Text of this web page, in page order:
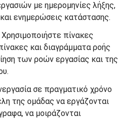
με ημερομηνίες λήξης,
ενημερώσεις κατάστασης.
πίνακες
και διαγράμματα ροής
των ροών εργασίας και της
σε πραγματικό χρόνο
της ομάδας να εργάζονται
να μοιράζονται